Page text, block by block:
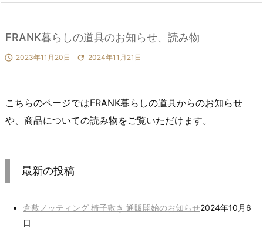
FRANK暮らしの道具のお知らせ、読み物
 2023年11月20日  2024年11月21日
こちらのページではFRANK暮らしの道具からのお知らせ
や、商品についての読み物をご覧いただけます。
最新の投稿
倉敷ノッティング 椅子敷き 通販開始のお知らせ2024年10月6
日